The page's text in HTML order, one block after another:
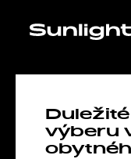
Modely
výberu